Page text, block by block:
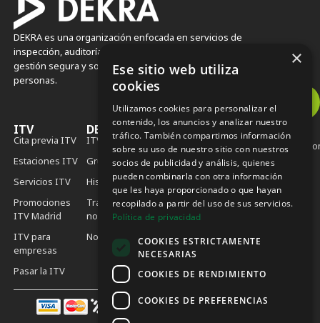
DEKRA es una organización enfocada en servicios de
inspección, auditoría, certificación y consultoría, para la
gestión segura y sostenible de activos, procedimientos y
personas.
ITV
Cita previa ITV
Estaciones ITV
Servicios ITV
Promociones
ITV Madrid
ITV para
empresas
Pasar la ITV
DEKRA
ITVerde
Grupo DEKRA
Historia
Trabaja con
nosotros
Noticias
Contacto
Contacta
900 102 762
696 340 310
Sede DEKRA
España Calle
Calabozos,
12
Madrid
×
Ese sitio web utiliza
cookies
Utilizamos cookies para personalizar el
contenido, los anuncios y analizar nuestro
tráfico. También compartimos información
sobre su uso de nuestro sitio con nuestros
socios de publicidad y análisis, quienes
pueden combinarla con otra información
que les haya proporcionado o que hayan
recopilado a partir del uso de sus servicios.
Política de privacidad
COOKIES ESTRICTAMENTE
NECESARIAS
COOKIES DE RENDIMIENTO
COOKIES DE PREFERENCIAS